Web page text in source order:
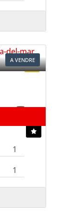
A VENDRE
1
1